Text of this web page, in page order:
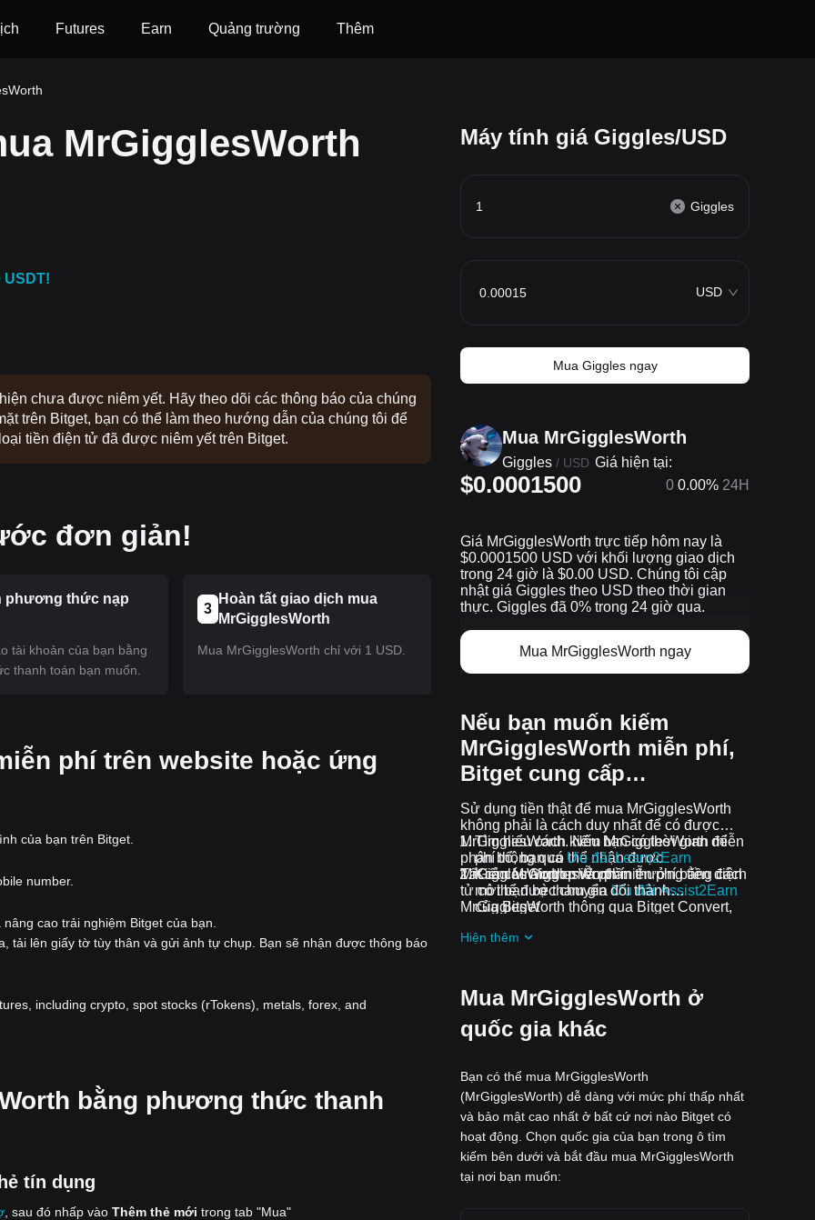
Futures ‌Earn Quảng trường Thêm
MrGigglesWorth
USDT!
chưa được niêm yết. Hãy theo dõi các thông báo của chúng
trên Bitget, bạn có thể làm theo hướng dẫn của chúng tôi để
tiền điện tử đã được niêm yết trên Bitget.
đơn giản!
phương thức nạp
tài khoản của bạn bằng
thanh toán bạn muốn.
3
Hoàn tất giao dịch mua
MrGigglesWorth
Mua MrGigglesWorth chỉ với 1 USD.
phí trên website hoặc ứng
của bạn trên Bitget.
number.
cao trải nghiệm Bitget của bạn.
tải lên giấy tờ tùy thân và gửi ảnh tự chụp. Bạn sẽ nhận được thông báo
including crypto, spot stocks (rTokens), metals, forex, and
bằng phương thức thanh
tín dụng
, sau đó nhấp vào Thêm thẻ mới trong tab "Mua"
Máy tính giá Giggles/USD
Giggles
USD
Mua Giggles ngay
Mua MrGigglesWorth
Giggles / USD Giá hiện tại:
$0.0001500 0 0.00% 24H
Giá MrGigglesWorth trực tiếp hôm nay là
$0.0001500 USD với khối lượng giao dịch
trong 24 giờ là $0.00 USD. Chúng tôi cập
nhật giá Giggles theo USD theo thời gian
thực. Giggles đã 0% trong 24 giờ qua.
Mua MrGigglesWorth ngay
Nếu bạn muốn kiếm
MrGigglesWorth miễn phí,
Bitget cung cấp…
Sử dụng tiền thật để mua MrGigglesWorth
không phải là cách duy nhất để có được
MrGigglesWorth. Nếu bạn có thời gian để
phân bổ, bạn có thể nhận được
MrGigglesWorth miễn phí.
Tìm hiểu cách kiếm MrGigglesWorth miễn
phí thông qua Ưu đãi Learn2Earn
Kiếm MrGigglesWorth miễn phí bằng cách
mời bạn bè tham giaƯu đãi Assist2Earn
của Bitget
bằng cách tham gia
Tất cả các airdrop và phần thưởng tiền điện
tử có thể được chuyển đổi thành
MrGigglesWorth thông qua Bitget Convert,
Hiện thêm
Mua MrGigglesWorth ở
quốc gia khác
Bạn có thể mua MrGigglesWorth
(MrGigglesWorth) dễ dàng với mức phí thấp nhất
và bảo mật cao nhất ở bất cứ nơi nào Bitget có
hoạt động. Chọn quốc gia của bạn trong ô tìm
kiếm bên dưới và bắt đầu mua MrGigglesWorth
tại nơi bạn muốn: